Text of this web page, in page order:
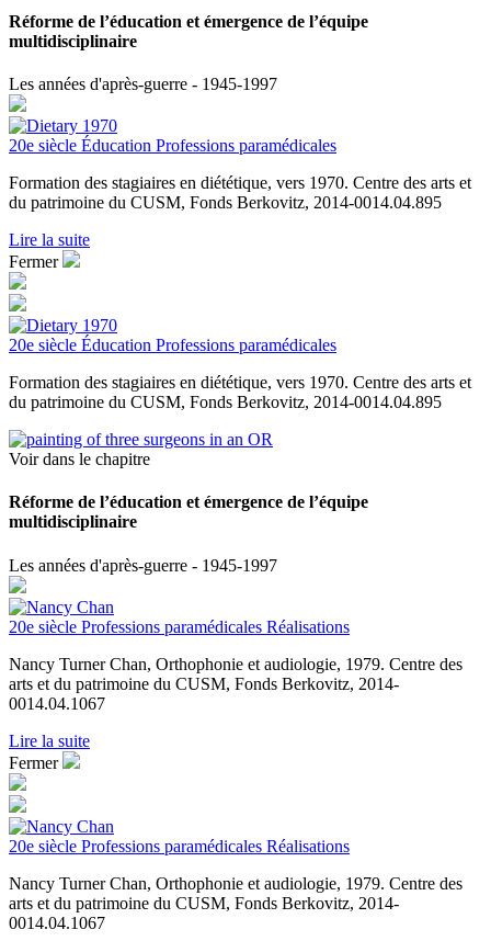
Réforme de l’éducation et émergence de l’équipe
multidisciplinaire
Les années d'après-guerre - 1945-1997
20e siècle Éducation Professions paramédicales
Formation des stagiaires en diététique, vers 1970. Centre des arts et
du patrimoine du CUSM, Fonds Berkovitz, 2014-0014.04.895
Lire la suite
Fermer
20e siècle Éducation Professions paramédicales
Formation des stagiaires en diététique, vers 1970. Centre des arts et
du patrimoine du CUSM, Fonds Berkovitz, 2014-0014.04.895
Voir dans le chapitre
Réforme de l’éducation et émergence de l’équipe
multidisciplinaire
Les années d'après-guerre - 1945-1997
20e siècle Professions paramédicales Réalisations
Nancy Turner Chan, Orthophonie et audiologie, 1979. Centre des
arts et du patrimoine du CUSM, Fonds Berkovitz, 2014-
0014.04.1067
Lire la suite
Fermer
20e siècle Professions paramédicales Réalisations
Nancy Turner Chan, Orthophonie et audiologie, 1979. Centre des
arts et du patrimoine du CUSM, Fonds Berkovitz, 2014-
0014.04.1067